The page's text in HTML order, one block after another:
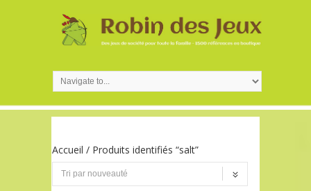
Accueil / Produits identifiés “salt”